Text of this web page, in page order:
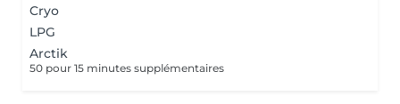
Cryo
LPG
Arctik
50 pour 15 minutes supplémentaires